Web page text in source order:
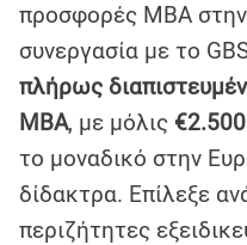
προσφορές MBA
συνεργασία με το
πλήρως
MBA, με μόλις €2.500
το μοναδικό στην
δίδακτρα. Επίλεξε
περιζήτητες